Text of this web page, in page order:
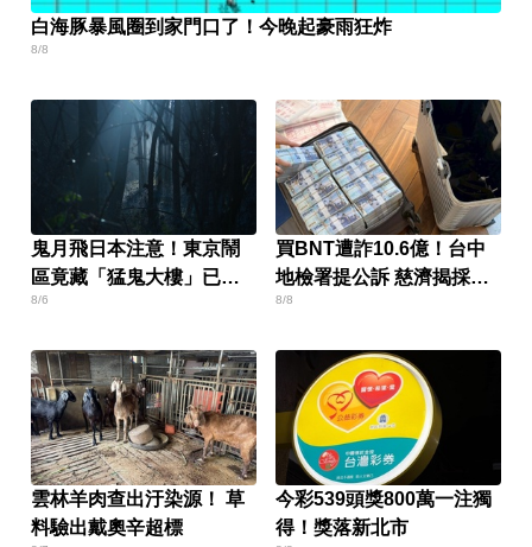
白海豚暴風圈到家門口了！今晚起豪雨狂炸
8/8
鬼月飛日本注意！東京鬧
區竟藏「猛鬼大樓」已奪
14命
8/6
買BNT遭詐10.6億！台中
地檢署提公訴 慈濟揭採購
細節
8/8
雲林羊肉查出汙染源！ 草
料驗出戴奧辛超標
今彩539頭獎800萬一注獨
得！獎落新北市